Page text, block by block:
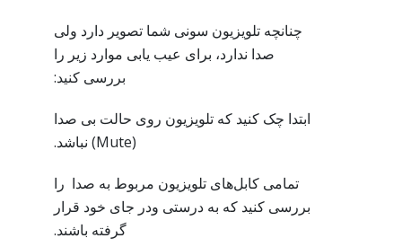
چنانچه تلویزیون سونی شما تصویر دارد ولی
صدا ندارد، برای عیب یابی موارد زیر را
بررسی کنید:
ابتدا چک کنید که تلویزیون روی حالت بی صدا
(Mute) نباشد.
تمامی کابل‌های تلویزیون مربوط به صدا را
بررسی کنید که به درستی ودر جای خود قرار
گرفته باشند.